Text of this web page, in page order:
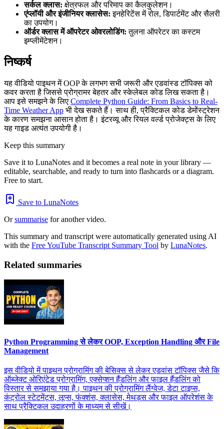
सर्कल क्लास: क्षेत्रफल और परिमाप का कैलकुलेशन।
एंप्लॉयी और इंजीनियर क्लासेस: इनहेरिटेंस में रोल, डिपार्टमेंट और सैलरी
का उपयोग।
ऑर्डर क्लास में ऑपरेटर ओवरलोडिंग: तुलना ऑपरेटर का कस्टम
इम्प्लीमेंटेशन।
निष्कर्ष
यह वीडियो पाइथन में OOP के लगभग सभी जरूरी और एडवांस्ड टॉपिक्स को
कवर करता है जिससे प्रोग्रामर बेहतर और स्केलेबल कोड लिख सकता है।
आप इसे समझने के लिए Complete Python Guide: From Basics to Real-
Time Weather App भी देख सकते हैं। साथ ही, प्रैक्टिकल कोड डेमोंस्ट्रेशन
के कारण समझना आसान होता है। इंटरव्यू और रियल वर्ल्ड प्रोजेक्ट्स के लिए
यह गाइड अत्यंत उपयोगी है।
Keep this summary
Save it to LunaNotes and it becomes a real note in your library —
editable, searchable, and ready to turn into flashcards or a diagram.
Free to start.
Save to LunaNotes
Orsummarise for another video.
This summary and transcript were automatically generated using AI
with the Free YouTube Transcript Summary Tool by LunaNotes.
Related summaries
Python Programming से लेकर OOP, Exception Handling और File
Management
इस वीडियो में पाइथन प्रोग्रामिंग की बेसिक्स से लेकर एडवांस टॉपिक्स जैसे कि
ऑब्जेक्ट ओरिएंटेड प्रोग्रामिंग, एक्सेप्शन हैंडलिंग और फाइल हैंडलिंग को
विस्तार से समझाया गया है। पाइथन की प्रोग्रामिंग लैंग्वेज, डेटा टाइप्स,
कंट्रोल स्टेटमेंट्स, लूप्स, फंक्शंस, क्लासेस, मेथड्स और फाइल ऑपरेशंस के
साथ प्रैक्टिकल उदाहरणों के माध्यम से सीखें।